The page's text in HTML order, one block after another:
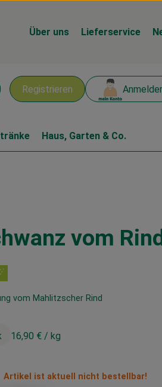
Über uns Lieferservice
Registrieren
Haus, Garten & Co.
vom
vom Mahlitzscher Rind
16,90 € / kg
Artikel ist aktuell nicht bestellbar!